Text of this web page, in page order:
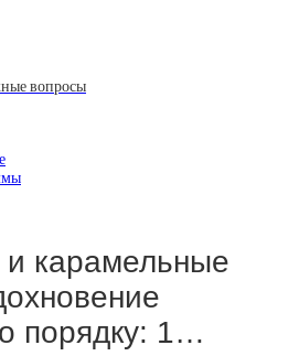
вопросы
карамельные
порядку: 1…